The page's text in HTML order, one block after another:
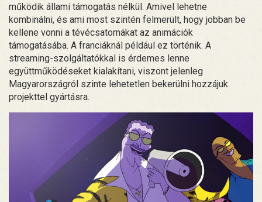
működik állami támogatás nélkül. Amivel lehetne
kombinálni, és ami most szintén felmerült, hogy jobban be
kellene vonni a tévécsatornákat az animációk
támogatásába. A franciáknál például ez történik. A
streaming-szolgáltatókkal is érdemes lenne
együttműködéseket kialakítani, viszont jelenleg
Magyarországról szinte lehetetlen bekerülni hozzájuk
projekttel gyártásra.